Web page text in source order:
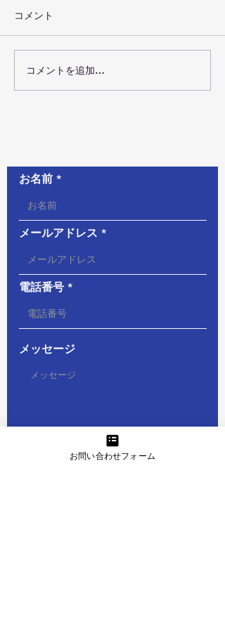
コメント
コメントを追加…
お名前
メールアドレス
電話番号
メッセージ
お問い合わせの種類 *
須
お問い合わせフォーム